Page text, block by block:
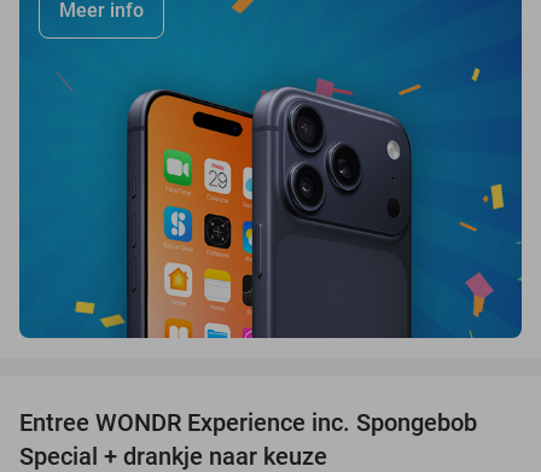
Meer info
27%
Entree WONDR Experience inc. Spongebob
Special + drankje naar keuze